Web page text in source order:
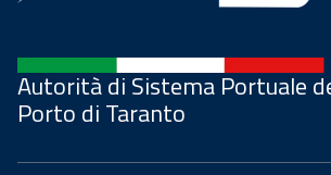
Autorità di Sistema Portuale
Porto di Taranto